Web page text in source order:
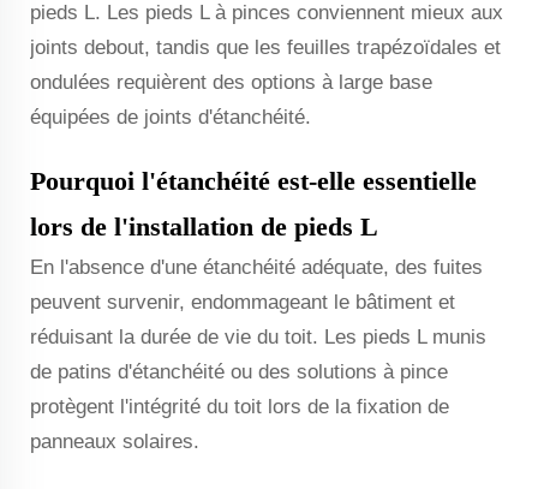
pieds L. Les pieds L à pinces conviennent mieux aux
joints debout, tandis que les feuilles trapézoïdales et
ondulées requièrent des options à large base
équipées de joints d'étanchéité.
Pourquoi l'étanchéité est-elle essentielle
lors de l'installation de pieds L
En l'absence d'une étanchéité adéquate, des fuites
peuvent survenir, endommageant le bâtiment et
réduisant la durée de vie du toit. Les pieds L munis
de patins d'étanchéité ou des solutions à pince
protègent l'intégrité du toit lors de la fixation de
panneaux solaires.